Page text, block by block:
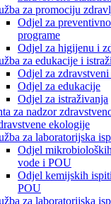
za promociju
Odjel za
programe
Odjel za higijenu i
za edukacije i
Odjel za zdravstveni
Odjel za edukacije
Odjel za istraživanja
za nadzor
ekologije
za laboratorijska
Odjel
vode i POU
Odjel kemijskih
POU
za laboratorijska